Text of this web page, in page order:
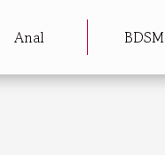
Anal BDSM